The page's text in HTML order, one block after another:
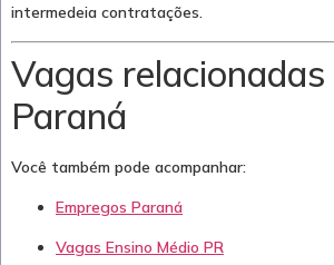
intermedeia contratações.
Vagas relacionadas
Paraná
Você também pode acompanhar:
Empregos Paraná
Vagas Ensino Médio PR